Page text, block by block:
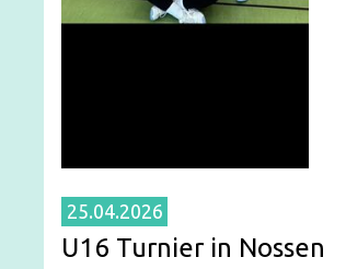
25.04.2026
U16 Turnier in Nossen